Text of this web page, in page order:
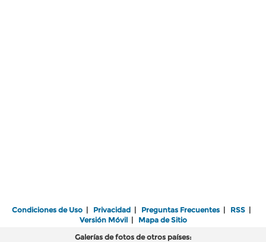
Condiciones de Uso | Privacidad | Preguntas Frecuentes | RSS |
Versión Móvil| Mapa de Sitio
Galerías de fotos de otros países: